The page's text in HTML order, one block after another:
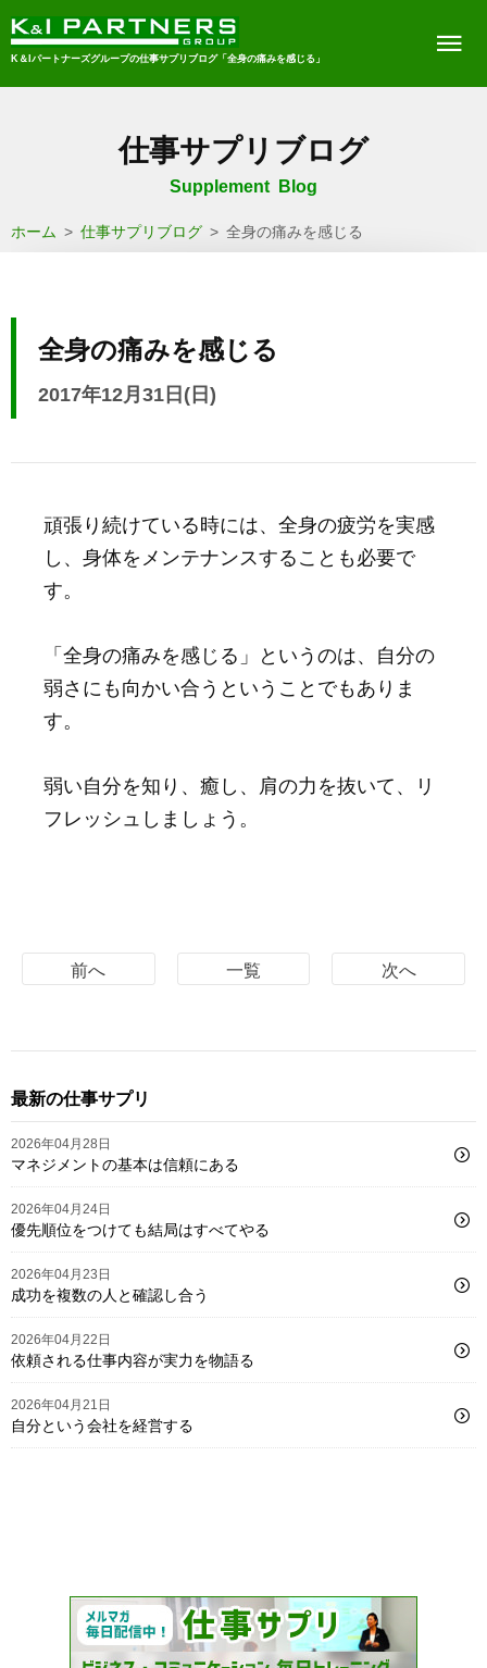
K＆Iパートナーズグループの仕事サプリブログ「全身の痛みを感じる」
仕事サプリブログ
Supplement Blog
ホーム > 仕事サプリブログ > 全身の痛みを感じる
全身の痛みを感じる
2017年12月31日(日)
頑張り続けている時には、全身の疲労を実感
し、身体をメンテナンスすることも必要で
す。
「全身の痛みを感じる」というのは、自分の
弱さにも向かい合うということでもありま
す。
弱い自分を知り、癒し、肩の力を抜いて、リ
フレッシュしましょう。
前へ 一覧 次へ
最新の仕事サプリ
2026年04月28日
マネジメントの基本は信頼にある
2026年04月24日
優先順位をつけても結局はすべてやる
2026年04月23日
成功を複数の人と確認し合う
2026年04月22日
依頼される仕事内容が実力を物語る
2026年04月21日
自分という会社を経営する